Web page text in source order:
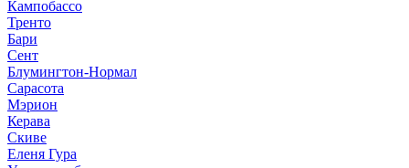
Кампобассо
Тренто
Бари
Сент
Блумингтон-Нормал
Сарасота
Мэрион
Керава
Скиве
Еленя Гура